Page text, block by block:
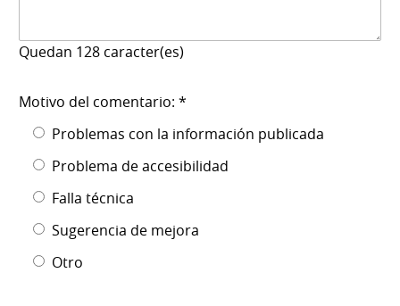
Quedan 128 caracter(es)
Motivo del comentario: *
Problemas con la información publicada
Problema de accesibilidad
Falla técnica
Sugerencia de mejora
Otro